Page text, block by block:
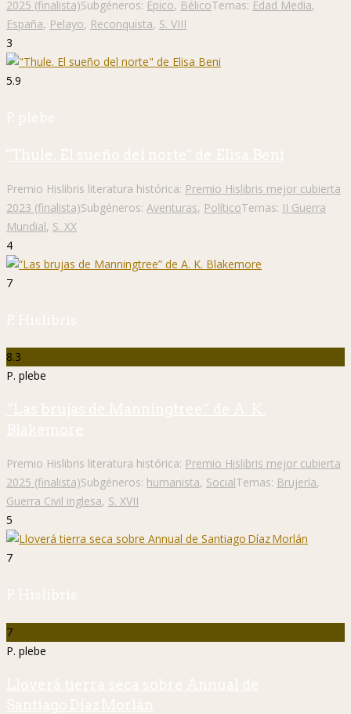
2025 (finalista)Subgéneros: Épico, BélicoTemas: Edad Media,
España, Pelayo, Reconquista, S. VIII
3
5.9
P. plebe
"Thule. El sueño del norte" de Elisa Beni
Premio Hislibris literatura histórica: Premio Hislibris mejor cubierta
2023 (finalista)Subgéneros: Aventuras, PolíticoTemas: II Guerra
Mundial, S. XX
4
7
P. Hislibris
8.3
P. plebe
“Las brujas de Manningtree” de A. K.
Blakemore
Premio Hislibris literatura histórica: Premio Hislibris mejor cubierta
2025 (finalista)Subgéneros: humanista, SocialTemas: Brujería,
Guerra Civil inglesa, S. XVII
5
7
P. Hislibris
7
P. plebe
Lloverá tierra seca sobre Annual de
Santiago Díaz Morlán